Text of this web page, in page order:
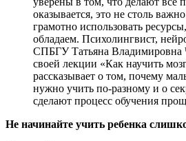
оказывается, это не столь
грамотно использовать
обладаем. Психолингвист,
СПБГУ Татьяна Владимировна
своей лекции «Как научить
рассказывает о том, почему
нужно учить по-разному и о
сделают процесс обучения
Не начинайте учить ребенка